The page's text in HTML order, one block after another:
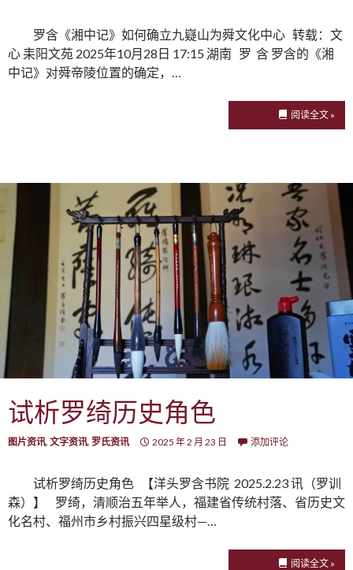
罗含《湘中记》如何确立九嶷山为舜文化中心 转载：文
心 耒阳文苑 2025年10月28日 17:15 湖南 罗 含 罗含的《湘
中记》对舜帝陵位置的确定，…
阅读全文 »
试析罗绮历史角色
图片资讯, 文字资讯, 罗氏资讯 2025 年 2 月 23 日 添加评论
试析罗绮历史角色 【洋头罗含书院 2025.2.23 讯（罗训
森）】 罗绮，清顺治五年举人，福建省传统村落、省历史文
化名村、福州市乡村振兴四星级村—…
阅读全文 »